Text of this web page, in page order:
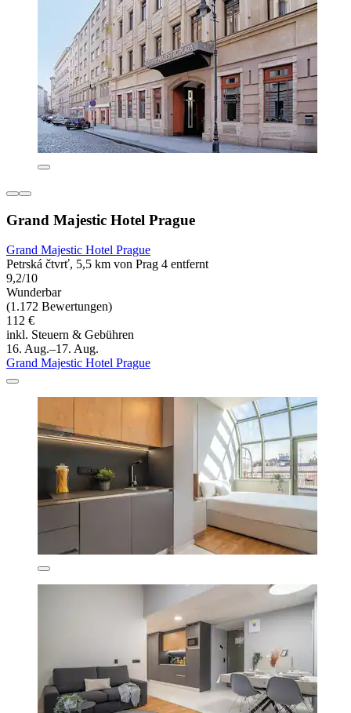
Grand Majestic Hotel Prague
Grand Majestic Hotel Prague
Petrská čtvrť, 5,5 km von Prag 4 entfernt
9,2/10
Wunderbar
(1.172 Bewertungen)
112 €
inkl. Steuern & Gebühren
16. Aug.–17. Aug.
Grand Majestic Hotel Prague